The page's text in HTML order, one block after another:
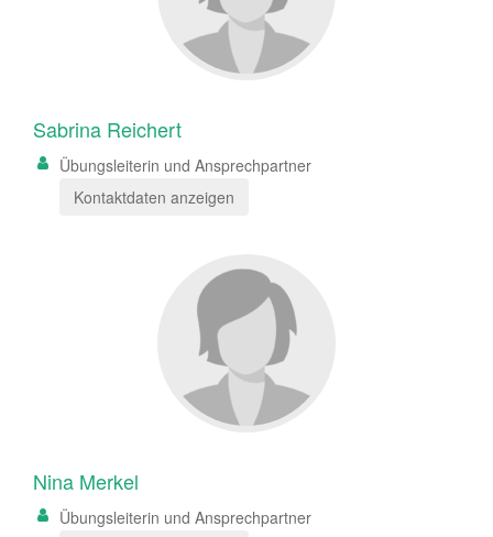
Sabrina Reichert
Übungsleiterin und Ansprechpartner
Kontaktdaten anzeigen
Nina Merkel
Übungsleiterin und Ansprechpartner